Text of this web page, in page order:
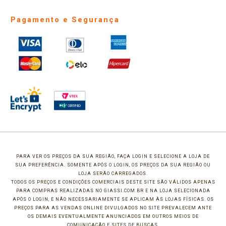
Pagamento e Segurança
PARA VER OS PREÇOS DA SUA REGIÃO, FAÇA LOGIN E SELECIONE A LOJA DE
SUA PREFERÊNCIA. SOMENTE APÓS O LOGIN, OS PREÇOS DA SUA REGIÃO OU
LOJA SERÃO CARREGADOS.
TODOS OS PREÇOS E CONDIÇÕES COMERCIAIS DESTE SITE SÃO VÁLIDOS APENAS
PARA COMPRAS REALIZADAS NO GIASSI.COM.BR E NA LOJA SELECIONADA
APÓS O LOGIN, E NÃO NECESSARIAMENTE SE APLICAM ÀS LOJAS FÍSICAS. OS
PREÇOS PARA AS VENDAS ONLINE DIVULGADOS NO SITE PREVALECEM ANTE
OS DEMAIS EVENTUALMENTE ANUNCIADOS EM OUTROS MEIOS DE